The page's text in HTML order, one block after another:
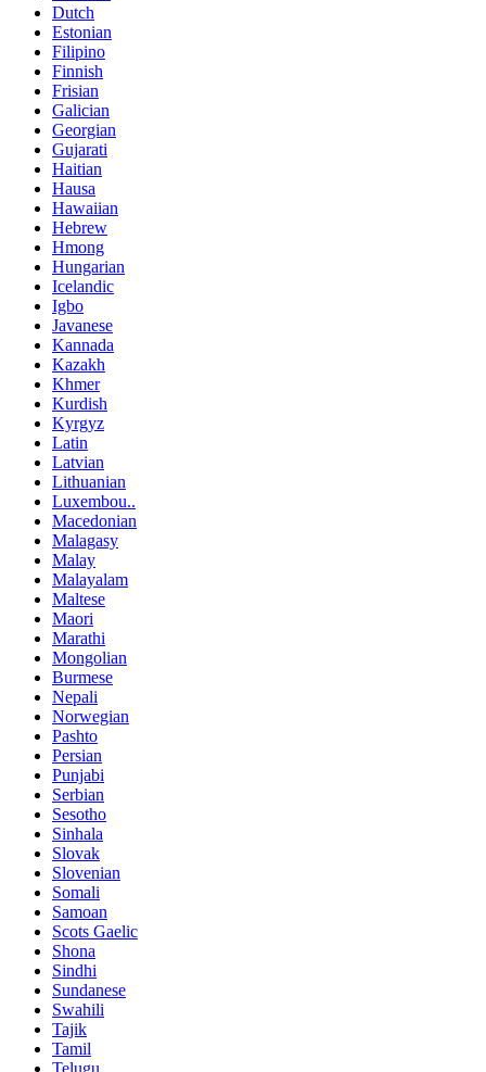
Dutch
Estonian
Filipino
Finnish
Frisian
Galician
Georgian
Gujarati
Haitian
Hausa
Hawaiian
Hebrew
Hmong
Hungarian
Icelandic
Igbo
Javanese
Kannada
Kazakh
Khmer
Kurdish
Kyrgyz
Latin
Latvian
Lithuanian
Luxembou..
Macedonian
Malagasy
Malay
Malayalam
Maltese
Maori
Marathi
Mongolian
Burmese
Nepali
Norwegian
Pashto
Persian
Punjabi
Serbian
Sesotho
Sinhala
Slovak
Slovenian
Somali
Samoan
Scots Gaelic
Shona
Sindhi
Sundanese
Swahili
Tajik
Tamil